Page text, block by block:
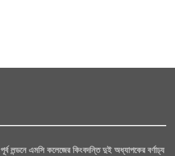
পূর্ব লন্ডনে এমসি কলেজের কিংবদন্তি দুই অধ্যাপকের বর্ণাঢ্য